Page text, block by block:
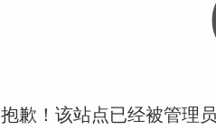
抱歉！该站点已经被管理